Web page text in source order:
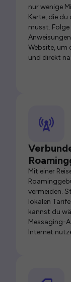
nur wenige
Karte, die du
musst.
Website, um
und direkt
Mit einer
vermeiden.
lokalen
kannst du
Messaging-
Internet